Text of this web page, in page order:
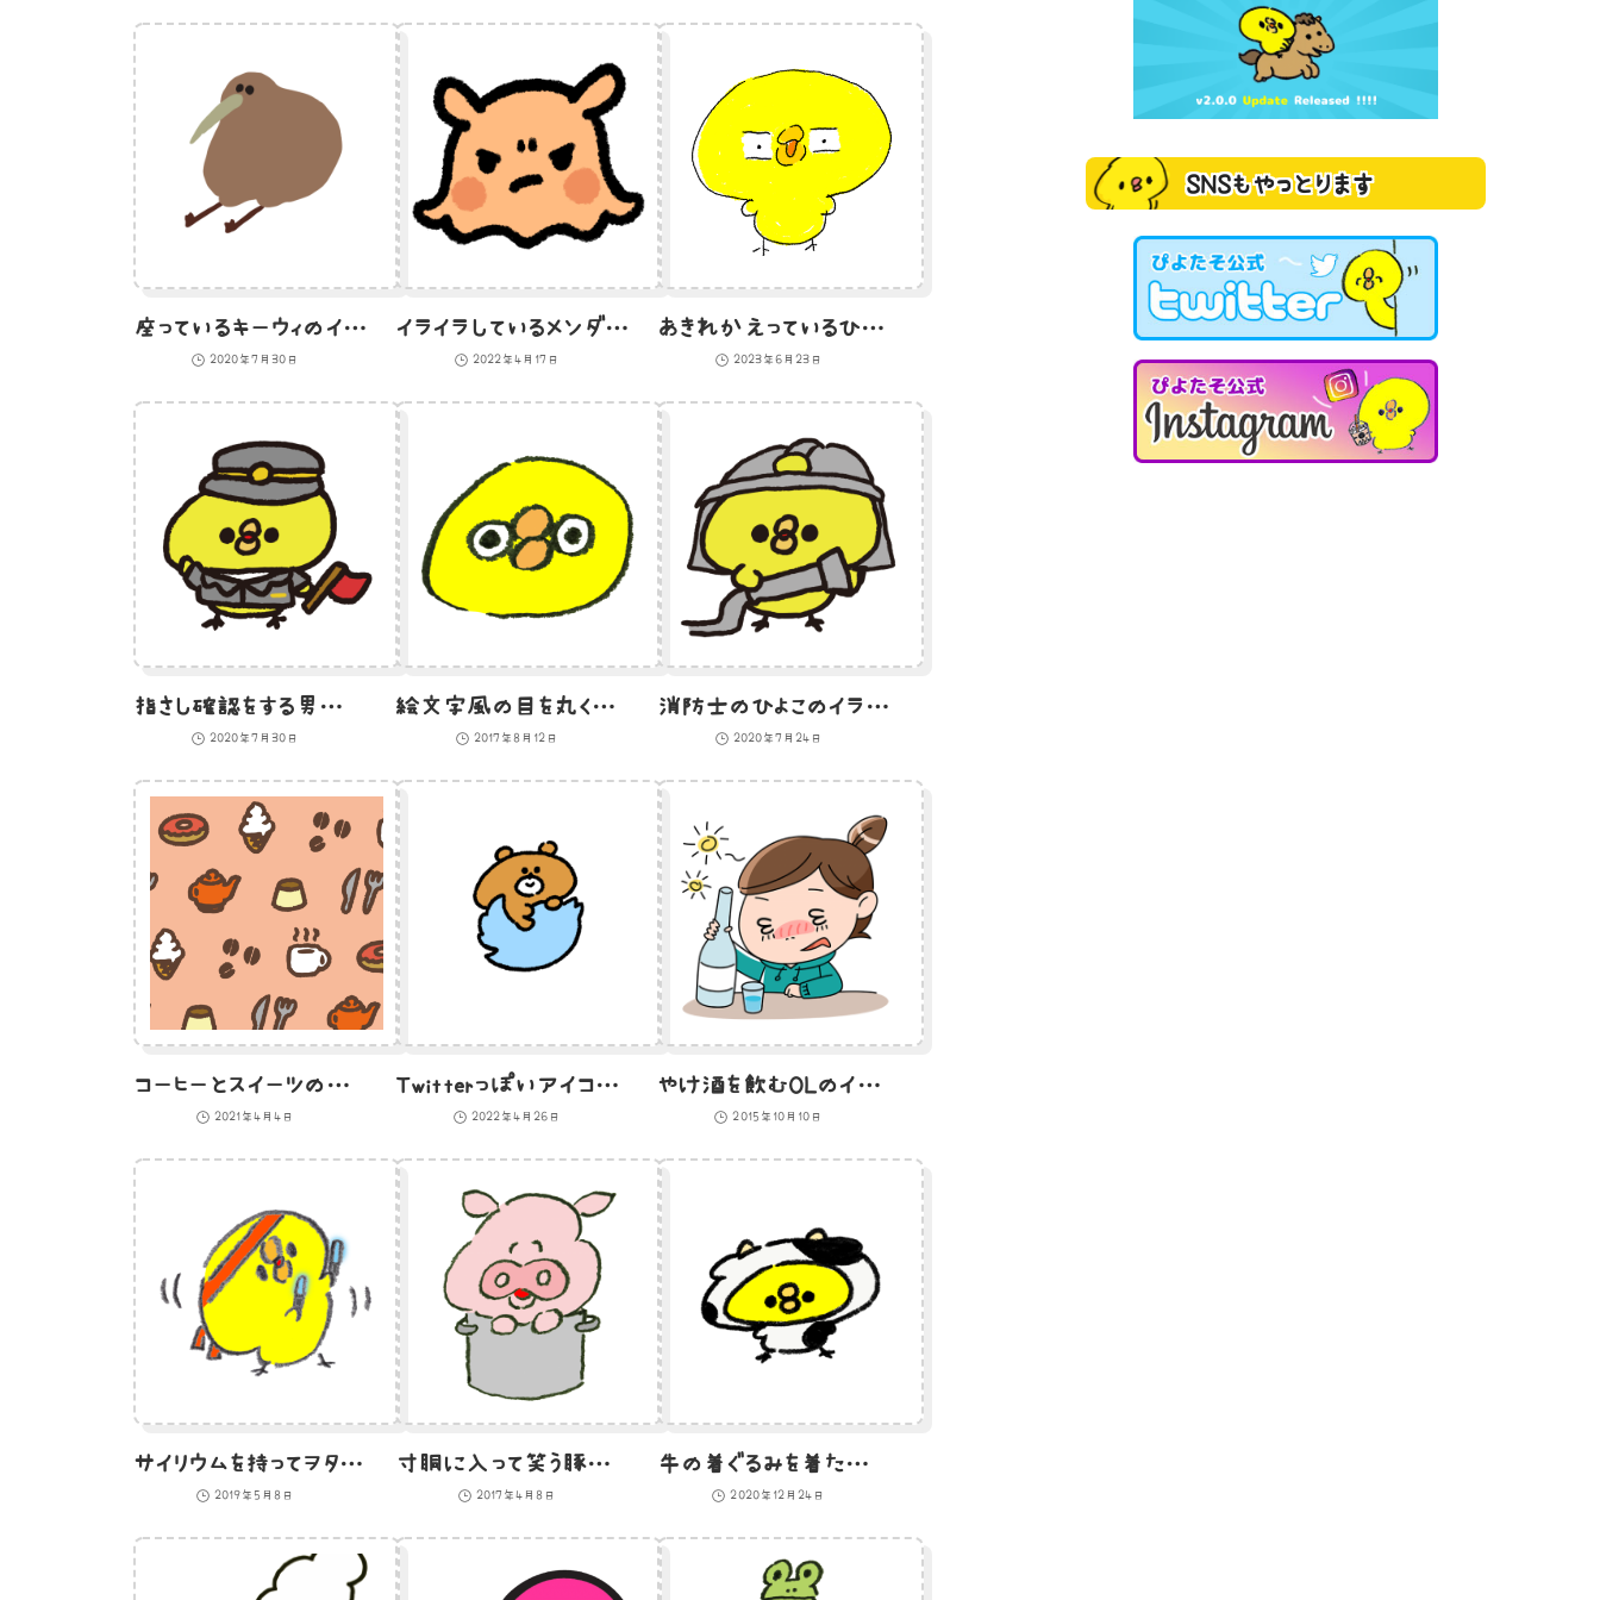
座っているキーウィのイラスト（アウトラインなし）
2020年7月30日
イライラしているメンダコのイラスト
2022年4月17日
あきれかえっているひよこのイラスト
2023年6月23日
指さし確認をする男性駅員のひよこのイラスト
2020年7月30日
絵文字風の目を丸くしているひよこのイラスト
2017年8月12日
消防士のひよこのイラスト
2020年7月24日
コーヒーとスイーツのカフェっぽい背景のイラスト
2021年4月4日
Twitterっぽいアイコンに乗っている熊のイラスト
2022年4月26日
やけ酒を飲むOLのイラスト
2015年10月10日
サイリウムを持ってヲタ芸をするひよこのイラスト
2019年5月8日
寸胴に入って笑う豚のイラスト
2017年4月8日
牛の着ぐるみを着たひよこのイラスト
2020年12月24日
SNSもやっとります